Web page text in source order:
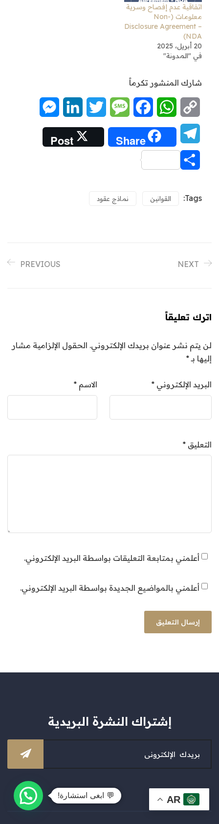
اتفاقية عدم إفصاح وسرية
معلومات (Non-
Disclosure Agreement –
NDA)
20 أبريل، 2025
في "المدونة"
شارك المنشور تكرماً
Copy
Link
WhatsApp
Facebook
Message
Twitter
LinkedIn
Telegram
Share
Post
Tags: القوانين نماذج عقود
PREVIOUS NEXT
اترك تعليقاً
لن يتم نشر عنوان بريدك الإلكتروني. الحقول الإلزامية مشار
إليها بـ*
الاسم * البريد الإلكتروني *
التعليق *
أعلمني بمتابعة التعليقات بواسطة البريد الإلكتروني.
أعلمني بالمواضيع الجديدة بواسطة البريد الإلكتروني.
إشتراك النشرة البريدية
AR 💬 ابغى استشارة!